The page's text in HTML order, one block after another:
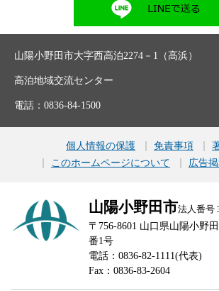
山陽小野田市大字西高泊2274－1（高浜）
高泊地域交流センター
電話：0836-84-1500
個人情報の保護 免責事項
このホームページについて
広告
山陽小野田市法人番号
〒756-8601 山口県山陽小野
番1号
電話：0836-82-1111(代表)
Fax：0836-83-2604